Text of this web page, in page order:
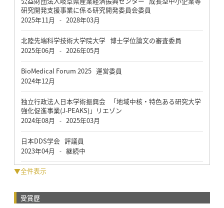
研究開発支援事業に係る研究開発委員会委員
2025年11月
- 2028年03月
北陸先端科学技術大学院大学 博士学位論文の審査委員
2025年06月
- 2026年05月
BioMedical Forum 2025 運営委員
2024年12月
独立行政法人日本学術振興会 「地域中核・特色ある研究大学
強化促進事業(J-PEAKS)」リエゾン
2024年08月
- 2025年03月
日本DDS学会 評議員
2023年04月
- 継続中
▼全件表示
受賞歴